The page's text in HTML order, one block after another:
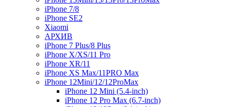
iPhone 7/8
iPhone SE2
Xiaomi
АРХИВ
iPhone 7 Plus/8 Plus
iPhone X/XS/11 Pro
iPhone XR/11
iPhone XS Max/11PRO Max
iPhone 12Mini/12/12ProMax
iPhone 12 Mini (5.4-inch)
iPhone 12 Pro Max (6.7-inch)